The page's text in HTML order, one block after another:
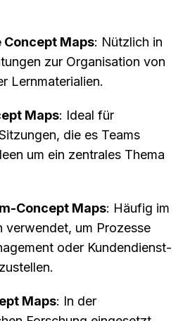
Maps: Nützlich in
zur Organisation von
Lernmaterialien.
Maps: Ideal für
die es Teams
um ein zentrales Thema
Concept Maps: Häufig im
verwendet, um Prozesse
oder Kundendienst-
Maps: In der